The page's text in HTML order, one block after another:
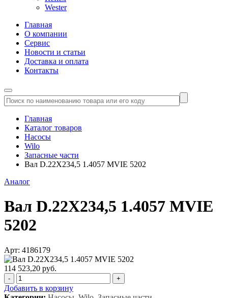
Wester
Главная
О компании
Сервис
Новости и статьи
Доставка и оплата
Контакты
Главная
Каталог товаров
Насосы
Wilo
Запасные части
Вал D.22X234,5 1.4057 MVIE 5202
Аналог
Вал D.22X234,5 1.4057 MVIE
5202
Арт: 4186179
114 523,20 руб.
- +
Добавить в корзину